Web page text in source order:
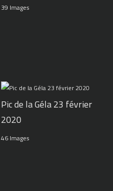
39 Images
Pic de la Géla 23 février
2020
46 Images